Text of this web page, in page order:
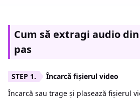
Cum să extragi audio
pas
Încarcă fișierul video
Încarcă sau trage și plasează fișierul